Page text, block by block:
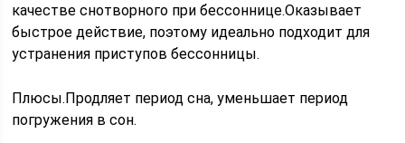
качестве снотворного при бессоннице.Оказывает
быстрое действие, поэтому идеально подходит для
устранения приступов бессонницы.
Плюсы.Продляет период сна, уменьшает период
погружения в сон.